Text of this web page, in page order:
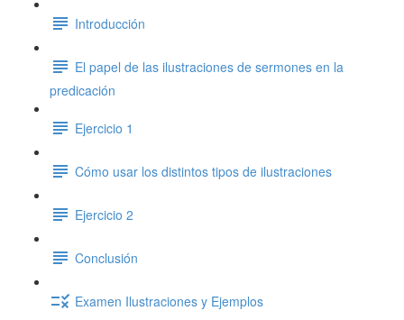
Introducción
El papel de las ilustraciones de sermones en la
predicación
Ejercicio 1
Cómo usar los distintos tipos de ilustraciones
Ejercicio 2
Conclusión
Examen Ilustraciones y Ejemplos